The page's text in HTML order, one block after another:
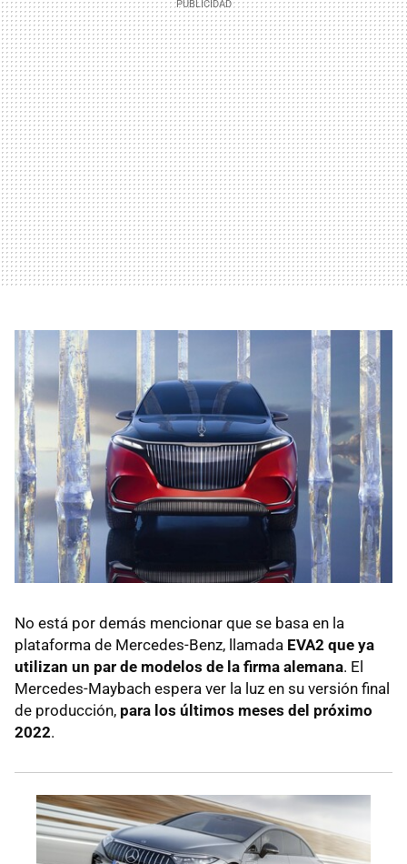
No está por demás mencionar que se basa en la
plataforma de Mercedes-Benz, llamada EVA2 que ya
utilizan un par de modelos de la firma alemana. El
Mercedes-Maybach espera ver la luz en su versión final
de producción, para los últimos meses del próximo
2022.